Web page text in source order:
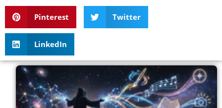
Pinterest Twitter
LinkedIn